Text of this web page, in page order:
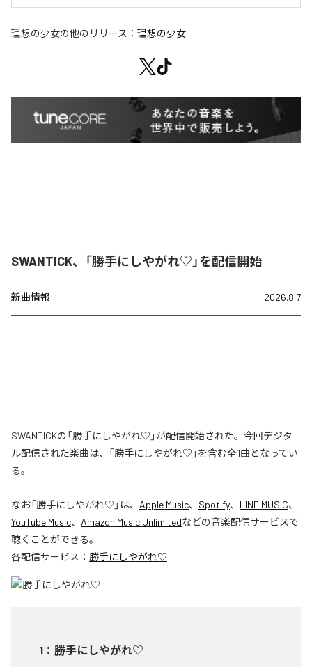
理想の少女の他のリリース： 理想の少女
SWANTICK、「勝手にしやがれ♡」を配信開始
新曲情報 2026.8.7
SWANTICKの「勝手にしやがれ♡」が配信開始された。今回デジタ
ル配信された楽曲は、「勝手にしやがれ♡」を含む全1曲となってい
る。
なお「勝手にしやがれ♡ 」は、 Apple Music、 Spotify、 LINE MUSIC、
YouTube Music、 Amazon Music Unlimitedなどの音楽配信サービスで
聴くことができる。
各配信サービス： 勝手にしやがれ♡
1 ： 勝手にしやがれ♡